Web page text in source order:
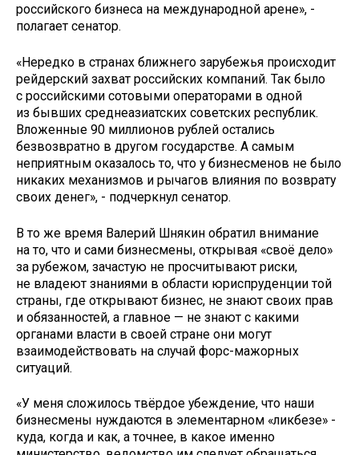
российского бизнеса на международной арене», -
полагает сенатор.
«Нередко в странах ближнего зарубежья происходит
рейдерский захват российских компаний. Так было
с российскими сотовыми операторами в одной
из бывших среднеазиатских советских республик.
Вложенные 90 миллионов рублей остались
безвозвратно в другом государстве. А самым
неприятным оказалось то, что у бизнесменов не было
никаких механизмов и рычагов влияния по возврату
своих денег», - подчеркнул сенатор.
В то же время Валерий Шнякин обратил внимание
на то, что и сами бизнесмены, открывая «своё дело»
за рубежом, зачастую не просчитывают риски,
не владеют знаниями в области юриспруденции той
страны, где открывают бизнес, не знают своих прав
и обязанностей, а главное — не знают с какими
органами власти в своей стране они могут
взаимодействовать на случай форс-мажорных
ситуаций.
«У меня сложилось твёрдое убеждение, что наши
бизнесмены нуждаются в элементарном «ликбезе» -
куда, когда и как, а точнее, в какое именно